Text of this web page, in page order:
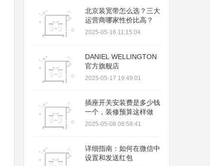
北京装宽带怎么选？三大
运营商哪家性价比高？
2025-05-16 11:15:04
DANIEL WELLINGTON
官方旗舰店
2025-05-17 19:49:01
插座开关安装费是多少钱
一个，装修预算这样做
2025-05-08 08:58:41
详细指南：如何在微信中
设置和发送红包